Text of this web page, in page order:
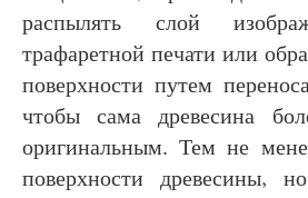
распылять слой
трафаретной печати или
поверхности путем
чтобы сама древесина
оригинальным. Тем не
поверхности древесины,